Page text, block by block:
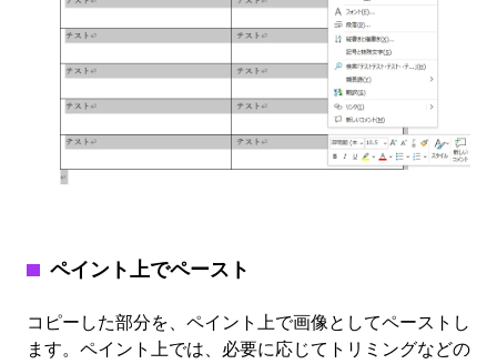
ペイント上でペースト
コピーした部分を、ペイント上で画像としてペーストし
ます。ペイント上では、必要に応じてトリミングなどの